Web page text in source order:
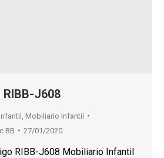
J608
Mobiliario Infantil
BB 27/01/2020
RIBB-J608 Mobiliario Infantil